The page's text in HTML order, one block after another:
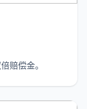
赔偿金。